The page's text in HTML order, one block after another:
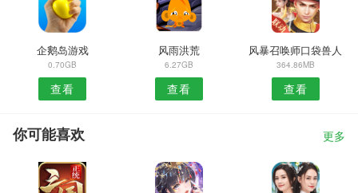
企鹅岛游戏
0.70GB
查看
风雨洪荒
6.27GB
查看
风暴召唤师口袋兽人
364.86MB
查看
你可能喜欢 更多